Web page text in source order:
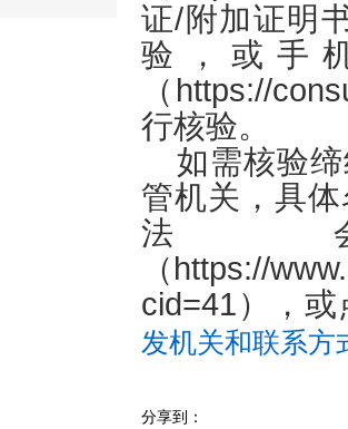
证/附加证明
验，或手
（https://
行核验。
如需核验
管机关，具
法
（https://
cid=41）
，
发机关和联系方
分享到：